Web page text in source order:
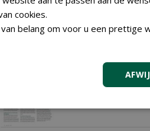
Nationale Klimaat
cookies.
belang om voor u een prettige